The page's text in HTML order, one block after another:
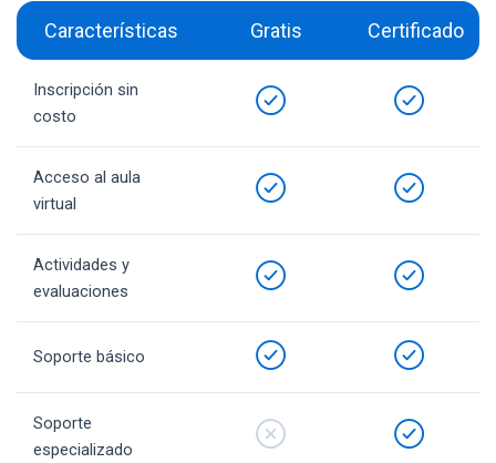
Características Gratis Certificado
Inscripción sin
costo
Acceso al aula
virtual
Actividades y
evaluaciones
Soporte básico
Soporte
especializado